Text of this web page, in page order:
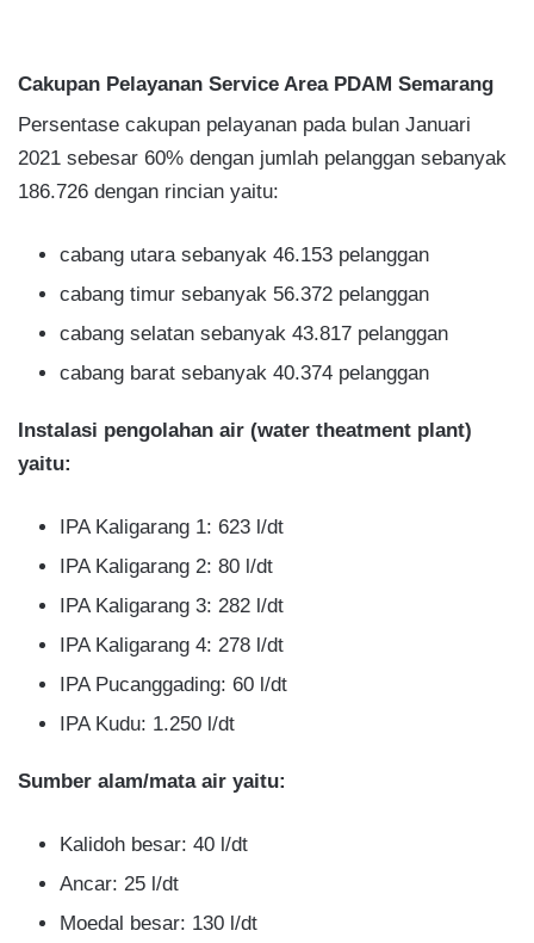
Cakupan Pelayanan Service Area PDAM Semarang
Persentase cakupan pelayanan pada bulan Januari
2021 sebesar 60% dengan jumlah pelanggan sebanyak
186.726 dengan rincian yaitu:
cabang utara sebanyak 46.153 pelanggan
cabang timur sebanyak 56.372 pelanggan
cabang selatan sebanyak 43.817 pelanggan
cabang barat sebanyak 40.374 pelanggan
Instalasi pengolahan air (water theatment plant)
yaitu:
IPA Kaligarang 1: 623 l/dt
IPA Kaligarang 2: 80 l/dt
IPA Kaligarang 3: 282 l/dt
IPA Kaligarang 4: 278 l/dt
IPA Pucanggading: 60 l/dt
IPA Kudu: 1.250 l/dt
Sumber alam/mata air yaitu:
Kalidoh besar: 40 l/dt
Ancar: 25 l/dt
Moedal besar: 130 l/dt